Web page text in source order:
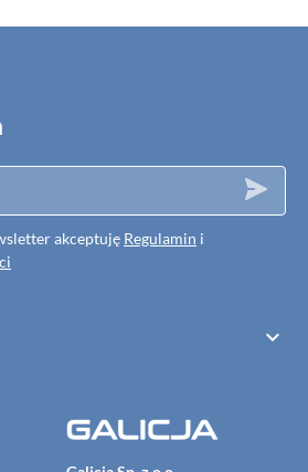
akceptuję Regulamin i
